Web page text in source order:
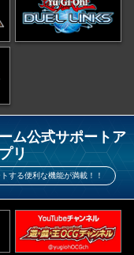
ム公式サポートア
プリ
する便利な機能が満載！！